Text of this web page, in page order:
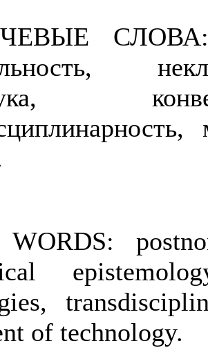
СЛОВА:
of technology.